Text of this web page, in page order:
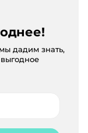
дадим знать,